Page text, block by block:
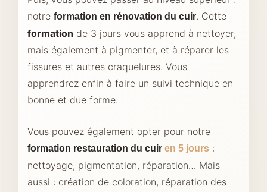
notre formation en rénovation du cuir. Cette
formation de 3 jours vous apprend à nettoyer,
mais également à pigmenter, et à réparer les
fissures et autres craquelures. Vous
apprendrez enfin à faire un suivi technique en
bonne et due forme.
Vous pouvez également opter pour notre
formation restauration du cuir en 5 jours :
nettoyage, pigmentation, réparation… Mais
aussi : création de coloration, réparation des